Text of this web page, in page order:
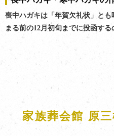
喪中ハガキは「年賀欠礼状」と
まる前の12月初旬までに投函する
家族葬会館 原